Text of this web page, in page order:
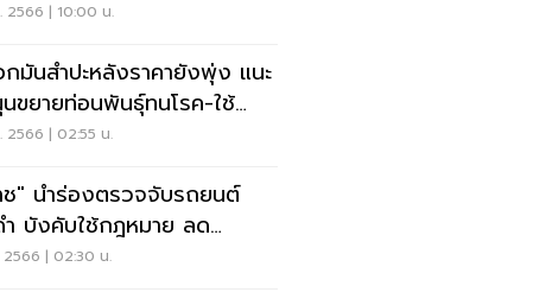
2566 | 10:00 น.
มันสำปะหลังราคายังพุ่ง แนะ
ขยายท่อนพันธุ์ทนโรค-ใช้
รม
2566 | 02:55 น.
ช" นำร่องตรวจจับรถยนต์
บังคับใช้กฎหมาย ลด
2566 | 02:30 น.